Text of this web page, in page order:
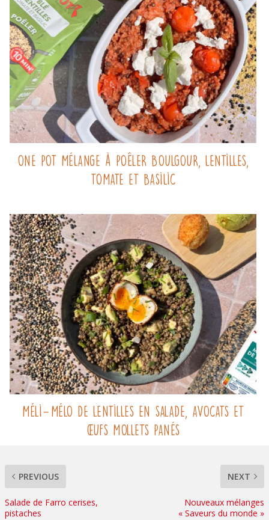
One pot mélange à poêler boulgour, lentilles,
tomate et basilic
Méli-Mélo de lentilles en salade, avocats et
œufs mollets panés
PREVIOUS
Salade de Farro cerises,
pistaches
NEXT
Nouveaux mélanges
« Saveurs du monde »